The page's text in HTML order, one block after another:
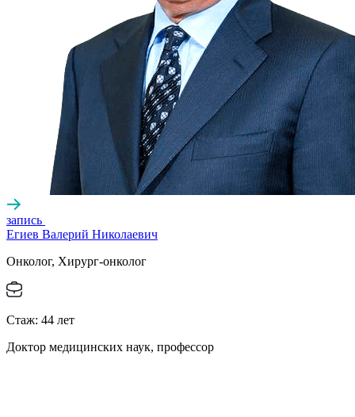
запись
Егиев Валерий Николаевич
Онколог, Хирург-онколог
Стаж: 44 лет
Доктор медицинских наук, профессор